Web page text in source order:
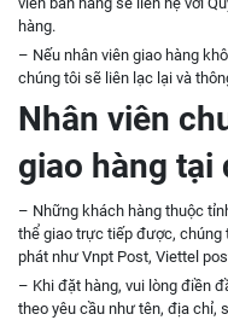
hàng.
– Nếu nhân viên giao hàng
chúng tôi sẽ liên lạc lại và
Nhân viên
giao hàng tại
– Những khách hàng thuộc
thể giao trực tiếp được, chúng
phát như Vnpt Post, Viettel
– Khi đặt hàng, vui lòng điền
theo yêu cầu như tên, địa chỉ,